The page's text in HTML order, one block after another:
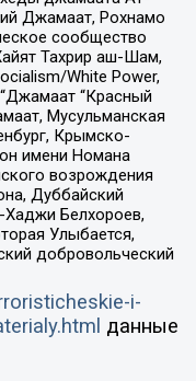
Джамаат, Рохнамо
сообщество
Тахрир аш-Шам,
White Power,
“Красный
Мусульманская
Крымско-
имени Номана
возрождения
Дуббайский
Хаджи Белхороев,
Улыбается,
добровольческий
i-
данные